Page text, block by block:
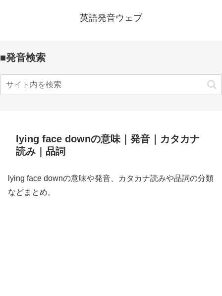
英語発音ウェブ
■発音検索
lying face downの意味｜発音｜カタカナ
読み｜品詞
lying face downの意味や発音、カタカナ読みや品詞の分類
などまとめ。